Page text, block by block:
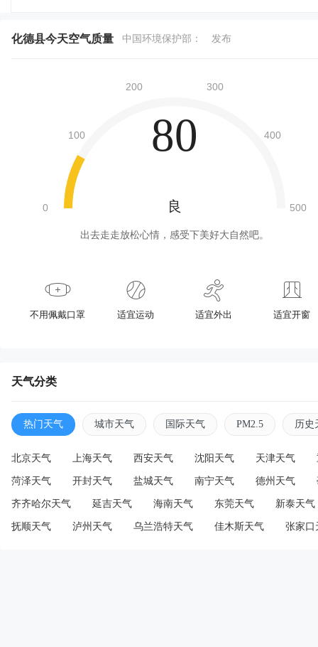
化德县今天空气质量 中国环境保护部： 发布
80
良
出去走走放松心情，感受下美好大自然吧。
不用佩戴口罩 适宜运动 适宜外出 适宜开窗
天气分类
热门天气 城市天气 国际天气 PM2.5 历史
北京天气 上海天气 西安天气 沈阳天气 天津天气
菏泽天气 开封天气 盐城天气 南宁天气 德州天气
齐齐哈尔天气 延吉天气 海南天气 东莞天气 新泰天气
抚顺天气 泸州天气 乌兰浩特天气 佳木斯天气 张家口